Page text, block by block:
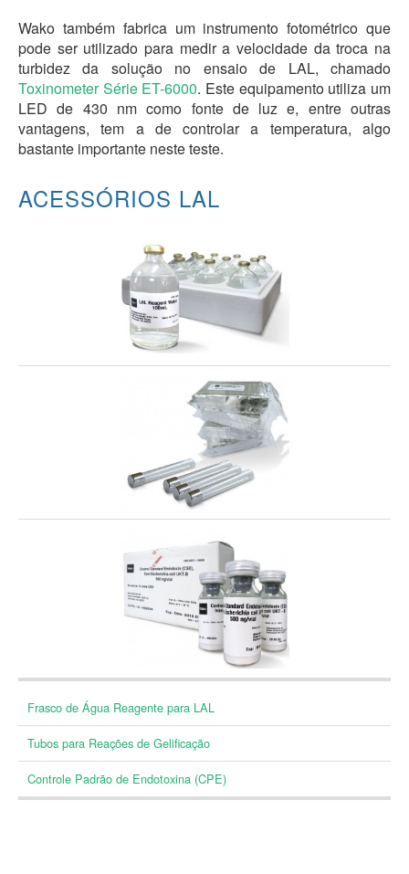
Wako também fabrica um instrumento fotométrico que
pode ser utilizado para medir a velocidade da troca na
turbidez da solução no ensaio de LAL, chamado
Toxinometer Série ET-6000. Este equipamento utiliza um
LED de 430 nm como fonte de luz e, entre outras
vantagens, tem a de controlar a temperatura, algo
bastante importante neste teste.
ACESSÓRIOS LAL
Frasco de Água Reagente para LAL
Tubos para Reações de Gelificação
Controle Padrão de Endotoxina (CPE)